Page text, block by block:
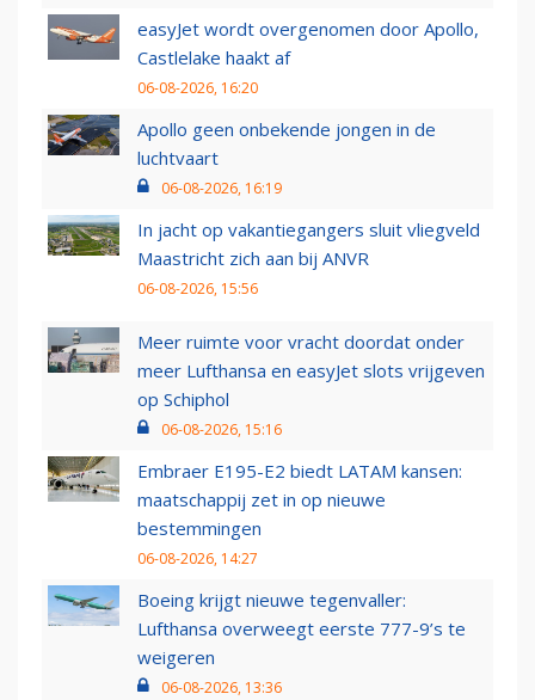
easyJet wordt overgenomen door Apollo,
Castlelake haakt af
06-08-2026, 16:20
Apollo geen onbekende jongen in de
luchtvaart
06-08-2026, 16:19
In jacht op vakantiegangers sluit vliegveld
Maastricht zich aan bij ANVR
06-08-2026, 15:56
Meer ruimte voor vracht doordat onder
meer Lufthansa en easyJet slots vrijgeven
op Schiphol
06-08-2026, 15:16
Embraer E195-E2 biedt LATAM kansen:
maatschappij zet in op nieuwe
bestemmingen
06-08-2026, 14:27
Boeing krijgt nieuwe tegenvaller:
Lufthansa overweegt eerste 777-9’s te
weigeren
06-08-2026, 13:36